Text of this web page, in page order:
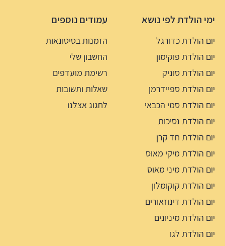
ימי הולדת לפי נושא
יום הולדת כדורגל
יום הולדת פוקימון
יום הולדת סוניק
יום הולדת ספיידרמן
יום הולדת סמי הכבאי
יום הולדת נסיכות
יום הולדת חד קרן
יום הולדת מיקי מאוס
יום הולדת מיני מאוס
יום הולדת קוקומלון
יום הולדת דינוזאורים
יום הולדת מיניונים
יום הולדת לגו
עמודים נוספים
הזמנות בסיטונאות
החשבון שלי
רשימת מועדפים
שאלות ותשובות
לחגוג אצלנו